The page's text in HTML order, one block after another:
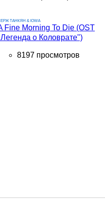
ТАНКЯН & IOWA
Fine Morning To Die (OST
о Коловрате")
8197 просмотров